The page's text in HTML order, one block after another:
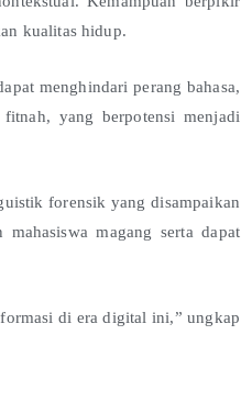
kualitas hidup.
menghindari perang bahasa,
yang berpotensi menjadi
forensik yang disampaikan
magang serta dapat
di era digital ini,” ungkap